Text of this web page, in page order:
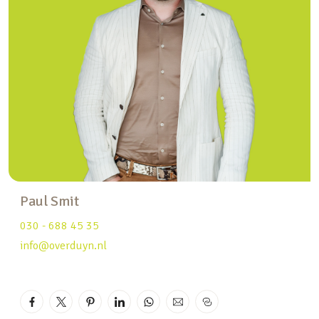
Dit appartement is bovendien duurzaam met
energielabel C en aangesloten op
stadsverwarming, waardoor je niet bent
aangesloten op gas en je je geen zorgen hoeft te
maken over hoe je ooit van het gas af gaat. Dat is
comfortabel en toekomstbestendig wonen! Het
appartement is ideaal voor zowel ouderen als
jongeren/starters. De Vereniging van Eigenaren
(VvE) is oprecht gezond te noemen met een
En dan de omgeving… Wandelen en fietsen over de
snuiven in het pittoreske Vreeswijk of Vianen —
Paul Smit
030 - 688 45 35
info@overduyn.nl